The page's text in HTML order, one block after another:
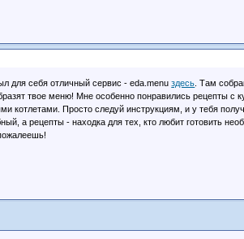
для себя отличный сервис - eda.menuздесь . Там
твое меню! Мне особенно понравились рецепты с
котлетами. Просто следуй инструкциям, и у тебя
а рецепты - находка для тех, кто любит готовить